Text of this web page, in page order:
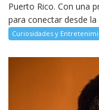
Puerto Rico. Con una
para conectar desde
Curiosidades y